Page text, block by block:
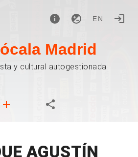
EN
Madrid
y cultural autogestionada
AGUSTÍN